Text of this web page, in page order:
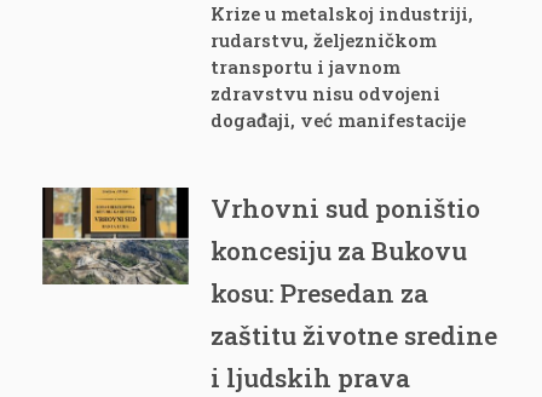
Krize u metalskoj industriji,
rudarstvu, željezničkom
transportu i javnom
zdravstvu nisu odvojeni
događaji, već manifestacije
Vrhovni sud poništio
koncesiju za Bukovu
kosu: Presedan za
zaštitu životne sredine
i ljudskih prava